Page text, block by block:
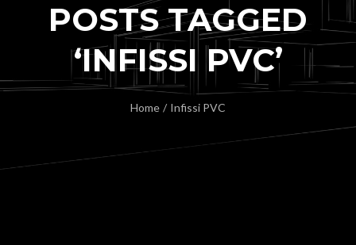
POSTS TAGGED
‘INFISSI PVC’
Home / Infissi PVC